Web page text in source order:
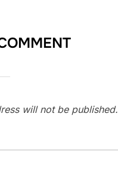
will not be published.